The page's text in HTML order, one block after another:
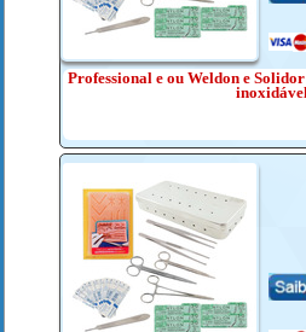
Professional e ou Weldon e